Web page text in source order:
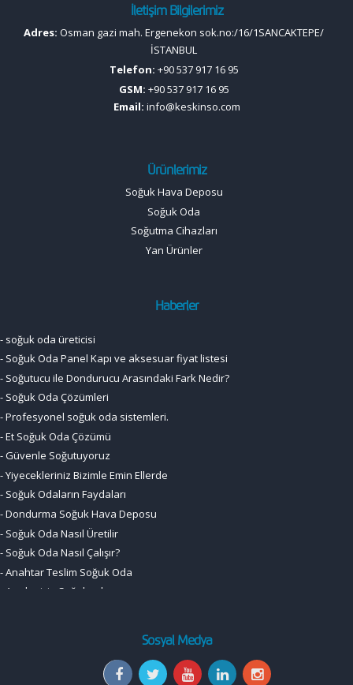
İletişim Bilgilerimiz
Adres:Osman gazi mah. Ergenekon sok.no:/16/1SANCAKTEPE/
İSTANBUL
Telefon: +90 537 917 16 95
GSM: +90 537 917 16 95
Email: info@keskinso.com
Ürünlerimiz
Soğuk Hava Deposu
Soğuk Oda
Soğutma Cihazları
Yan Ürünler
Haberler
Soğuk Oda Panel Kapı ve aksesuar fiyat listesi
Soğutucu ile Dondurucu Arasındaki Fark Nedir?
Soğuk Oda Çözümleri
Profesyonel soğuk oda sistemleri.
Et Soğuk Oda Çözümü
Güvenle Soğutuyoruz
Yiyecekleriniz Bizimle Emin Ellerde
Soğuk Odaların Faydaları
Dondurma Soğuk Hava Deposu
Soğuk Oda Nasıl Üretilir
Soğuk Oda Nasıl Çalışır?
Anahtar Teslim Soğuk Oda
Arıcılar için Soğuk oda
Sosyal Medya